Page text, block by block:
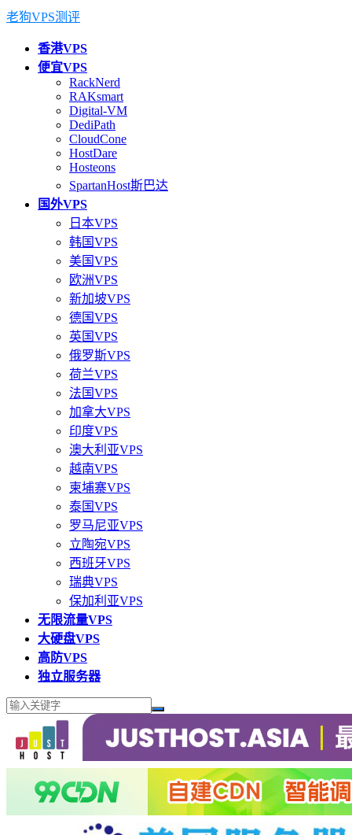
老狗VPS测评
香港VPS
便宜VPS
RackNerd
RAKsmart
Digital-VM
DediPath
CloudCone
HostDare
Hosteons
SpartanHost斯巴达
国外VPS
日本VPS
韩国VPS
美国VPS
欧洲VPS
新加坡VPS
德国VPS
英国VPS
俄罗斯VPS
荷兰VPS
法国VPS
加拿大VPS
印度VPS
澳大利亚VPS
越南VPS
柬埔寨VPS
泰国VPS
罗马尼亚VPS
立陶宛VPS
西班牙VPS
瑞典VPS
保加利亚VPS
无限流量VPS
大硬盘VPS
高防VPS
独立服务器